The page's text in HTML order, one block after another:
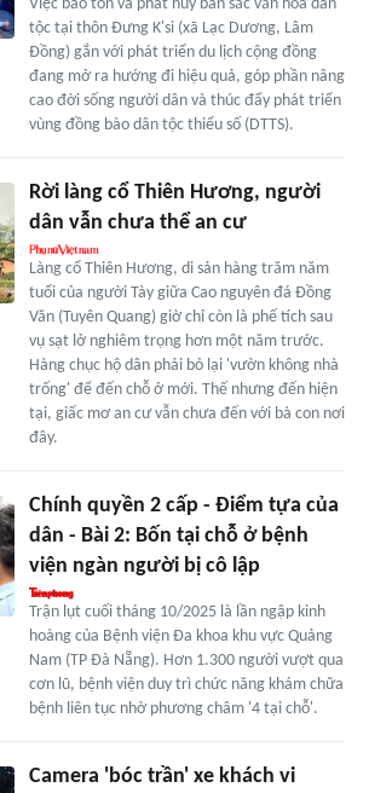
Việc bảo tồn và phát huy bản sắc văn hóa dân
tộc tại thôn Đưng K'si (xã Lạc Dương, Lâm
Đồng) gắn với phát triển du lịch cộng đồng
đang mở ra hướng đi hiệu quả, góp phần nâng
cao đời sống người dân và thúc đẩy phát triển
vùng đồng bào dân tộc thiểu số (DTTS).
Rời làng cổ Thiên Hương, người
dân vẫn chưa thể an cư
Làng cổ Thiên Hương, di sản hàng trăm năm
tuổi của người Tày giữa Cao nguyên đá Đồng
Văn (Tuyên Quang) giờ chỉ còn là phế tích sau
vụ sạt lở nghiêm trọng hơn một năm trước.
Hàng chục hộ dân phải bỏ lại 'vườn không nhà
trống' để đến chỗ ở mới. Thế nhưng đến hiện
tại, giấc mơ an cư vẫn chưa đến với bà con nơi
đây.
Chính quyền 2 cấp - Điểm tựa của
dân - Bài 2: Bốn tại chỗ ở bệnh
viện ngàn người bị cô lập
Trận lụt cuối tháng 10/2025 là lần ngập kinh
hoàng của Bệnh viện Đa khoa khu vực Quảng
Nam (TP Đà Nẵng). Hơn 1.300 người vượt qua
cơn lũ, bệnh viện duy trì chức năng khám chữa
bệnh liên tục nhờ phương châm '4 tại chỗ'.
Camera 'bóc trần' xe khách vi